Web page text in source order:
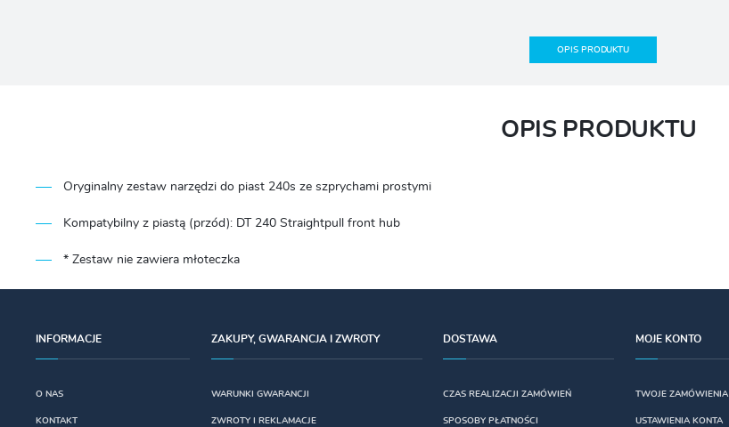
OPIS PRODUKTU
OPIS PRODUKTU
Oryginalny zestaw narzędzi do piast 240s ze szprychami prostymi
Kompatybilny z piastą (przód): DT 240 Straightpull front hub
* Zestaw nie zawiera młoteczka
INFORMACJE
O NAS
KONTAKT
ZAKUPY, GWARANCJA I ZWROTY
WARUNKI GWARANCJI
ZWROTY I REKLAMACJE
DOSTAWA
CZAS REALIZACJI ZAMÓWIEŃ
SPOSOBY PŁATNOŚCI
MOJE KONTO
TWOJE ZAMÓWIENIA
USTAWIENIA KONTA